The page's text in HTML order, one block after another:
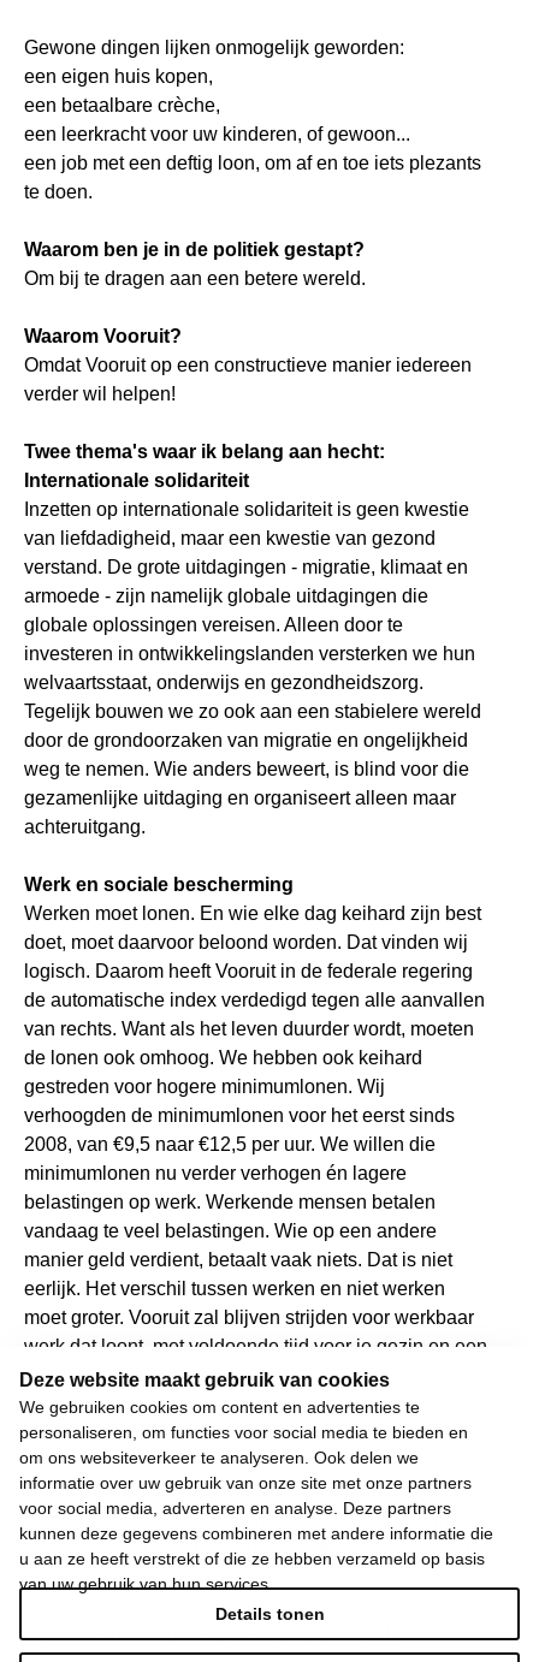
Deze website maakt gebruik van cookies
We gebruiken cookies om content en advertenties te
personaliseren, om functies voor social media te bieden en
om ons websiteverkeer te analyseren. Ook delen we
informatie over uw gebruik van onze site met onze partners
voor social media, adverteren en analyse. Deze partners
kunnen deze gegevens combineren met andere informatie die
u aan ze heeft verstrekt of die ze hebben verzameld op basis
van uw gebruik van hun services.
Details tonen
Gewone dingen lijken onmogelijk geworden:
een eigen huis kopen,
een betaalbare crèche,
een leerkracht voor uw kinderen, of gewoon...
een job met een deftig loon, om af en toe iets plezants
te doen.
Waarom ben je in de politiek gestapt?
Om bij te dragen aan een betere wereld.
Waarom Vooruit?
Omdat Vooruit op een constructieve manier iedereen
verder wil helpen!
Twee thema's waar ik belang aan hecht:
Internationale solidariteit
Inzetten op internationale solidariteit is geen kwestie
van liefdadigheid, maar een kwestie van gezond
verstand. De grote uitdagingen - migratie, klimaat en
armoede - zijn namelijk globale uitdagingen die
globale oplossingen vereisen. Alleen door te
investeren in ontwikkelingslanden versterken we hun
welvaartsstaat, onderwijs en gezondheidszorg.
Tegelijk bouwen we zo ook aan een stabielere wereld
door de grondoorzaken van migratie en ongelijkheid
weg te nemen. Wie anders beweert, is blind voor die
gezamenlijke uitdaging en organiseert alleen maar
achteruitgang.
Werk en sociale bescherming
Werken moet lonen. En wie elke dag keihard zijn best
doet, moet daarvoor beloond worden. Dat vinden wij
logisch. Daarom heeft Vooruit in de federale regering
de automatische index verdedigd tegen alle aanvallen
van rechts. Want als het leven duurder wordt, moeten
de lonen ook omhoog. We hebben ook keihard
gestreden voor hogere minimumlonen. Wij
verhoogden de minimumlonen voor het eerst sinds
2008, van €9,5 naar €12,5 per uur. We willen die
minimumlonen nu verder verhogen én lagere
belastingen op werk. Werkende mensen betalen
vandaag te veel belastingen. Wie op een andere
manier geld verdient, betaalt vaak niets. Dat is niet
eerlijk. Het verschil tussen werken en niet werken
moet groter. Vooruit zal blijven strijden voor werkbaar
werk dat loont, met voldoende tijd voor je gezin en een
goede work-life balans.
Wij weigeren ons neer te leggen bij stilstand en
achteruitgang.
Daarom moet 2024 het jaar worden waarin we de
dingen weer in beweging brengen. Het jaar waarin we
uw koopkracht, uw gezondheid en het onderwijs van
onze kinderen vooruit helpen.
Jij en niemand anders kiest straks hoe de